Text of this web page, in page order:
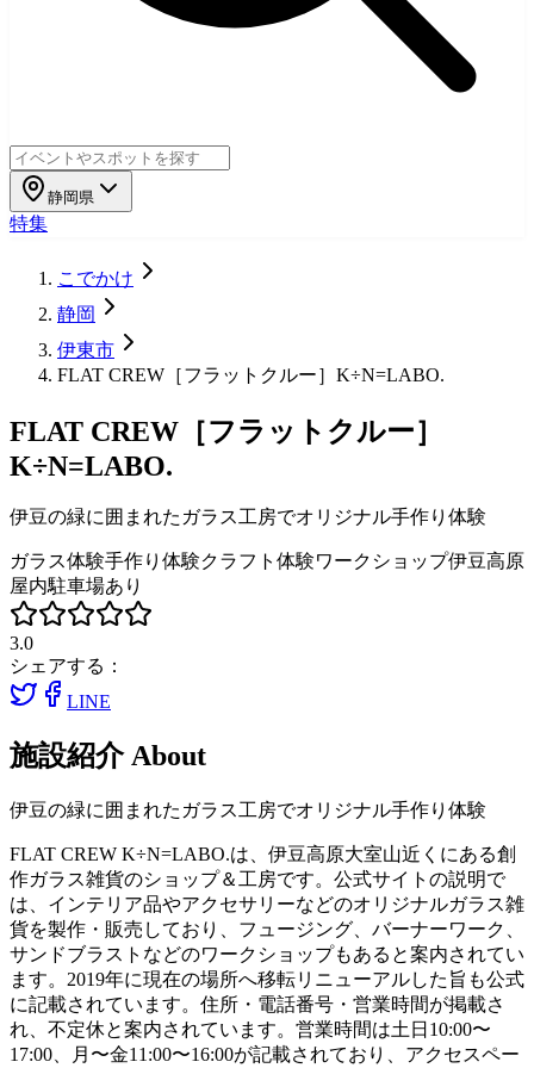
静岡県
特集
こでかけ
静岡
伊東市
FLAT CREW［フラットクルー］K÷N=LABO.
FLAT CREW［フラットクルー］
K÷N=LABO.
伊豆の緑に囲まれたガラス工房でオリジナル手作り体験
ガラス体験手作り体験クラフト体験ワークショップ伊豆高原
屋内駐車場あり
3.0
シェアする：
LINE
施設紹介 About
伊豆の緑に囲まれたガラス工房でオリジナル手作り体験
FLAT CREW K÷N=LABO.は、伊豆高原大室山近くにある創
作ガラス雑貨のショップ＆工房です。公式サイトの説明で
は、インテリア品やアクセサリーなどのオリジナルガラス雑
貨を製作・販売しており、フュージング、バーナーワーク、
サンドブラストなどのワークショップもあると案内されてい
ます。2019年に現在の場所へ移転リニューアルした旨も公式
に記載されています。住所・電話番号・営業時間が掲載さ
れ、不定休と案内されています。営業時間は土日10:00〜
17:00、月〜金11:00〜16:00が記載されており、アクセスペー